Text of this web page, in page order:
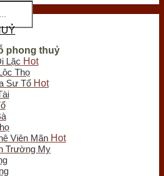
sản phẩm trong giỏ hàng.
phong thuỷ
Lặc
Thọ
Sư Tổ
Viên Mãn
Trường My